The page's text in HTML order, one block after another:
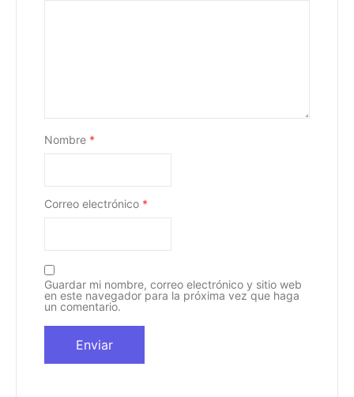
Nombre *
Correo electrónico *
Guardar mi nombre, correo electrónico y sitio web
en este navegador para la próxima vez que haga
un comentario.